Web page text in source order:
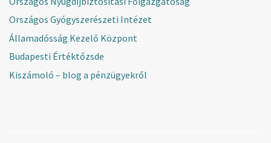
Országos Gyógyszerészeti Intézet
Államadósság Kezelő Központ
Budapesti Értéktőzsde
Kiszámoló – blog a pénzügyekről